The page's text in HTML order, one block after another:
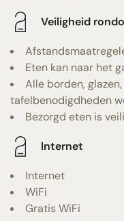
Veiligheid
Eten kan naar het
Alle borden,
tafelbenodigdheden
Bezorgd eten is
Internet
Internet
WiFi
Gratis WiFi